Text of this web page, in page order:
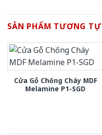
SẢN PHẨM TƯƠNG TỰ
Cửa Gỗ Chống Cháy MDF
Melamine P1-SGD